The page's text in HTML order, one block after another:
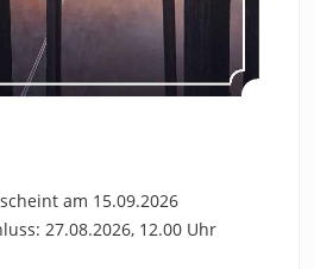
am 15.09.2026
27.08.2026, 12.00 Uhr